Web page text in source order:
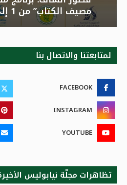
مصيف الكتاب” من 1 إلى 3 أوت 2026
لمتابعتنا والاتصال بنا
FACEBOOK
INSTAGRAM
YOUTUBE
تظاهرات مجلّة نيابوليس